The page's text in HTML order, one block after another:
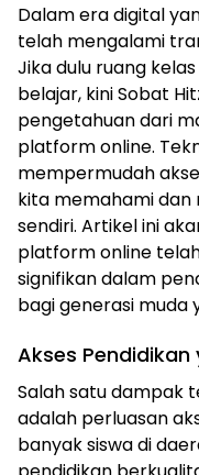
Dalam era digital
telah mengalami
Jika dulu ruang
belajar, kini Sobat
pengetahuan dari
platform online.
mempermudah
kita memahami dan
sendiri. Artikel ini
platform online
signifikan dalam
bagi generasi muda
Akses Pendidikan
Salah satu dampak
adalah perluasan
banyak siswa di